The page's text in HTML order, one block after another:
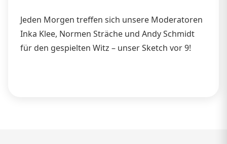
Jeden Morgen treffen sich unsere Moderatoren
Inka Klee, Normen Sträche und Andy Schmidt
für den gespielten Witz – unser Sketch vor 9!